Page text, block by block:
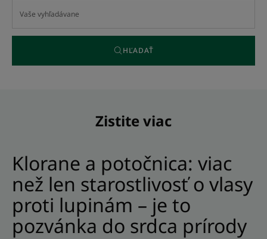
HĽADAŤ
Zistite viac
Klorane a potočnica: viac
než len starostlivosť o vlasy
proti lupinám – je to
pozvánka do srdca prírody